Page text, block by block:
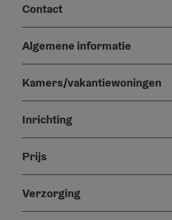
Contact
Algemene informatie
Kamers/vakantiewoningen
Inrichting
Prijs
Verzorging